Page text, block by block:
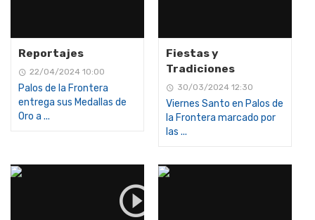
Reportajes
22/04/2024 10:00
Palos de la Frontera
entrega sus Medallas de
Oro a ...
Fiestas y
Tradiciones
30/03/2024 12:30
Viernes Santo en Palos de
la Frontera marcado por
las ...